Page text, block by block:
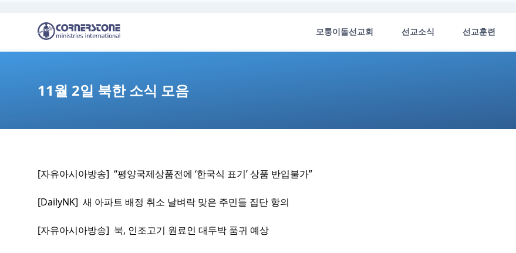
모퉁이돌선교회 선교소식 선교훈련
11월 2일 북한 소식 모음
[자유아시아방송] “평양국제상품전에 ‘한국식 표기’ 상품 반입불가”
[DailyNK] 새 아파트 배정 취소 날벼락 맞은 주민들 집단 항의
[자유아시아방송] 북, 인조고기 원료인 대두박 품귀 예상